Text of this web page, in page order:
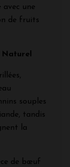
une
de fruits
Naturel
souples
tandis
la
de bœuf